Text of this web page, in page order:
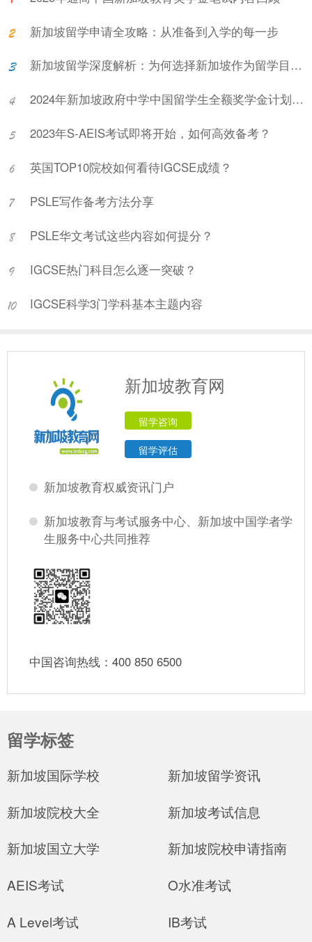
新加坡留学申请全攻略：从准备到入学的每一步
新加坡留学深度解析：为何选择新加坡作为留学目的地?
2024年新加坡政府中学中国留学生全额奖学金计划项目说明会
2023年S-AEIS考试即将开始，如何高效备考？
英国TOP10院校如何看待IGCSE成绩？
PSLE写作备考方法分享
PSLE华文考试这些内容如何提分？
IGCSE热门科目怎么逐一突破？
IGCSE科学3门学科基本主题内容
新加坡教育网
留学咨询
留学评估
新加坡教育权威资讯门户
新加坡教育与考试服务中心、新加坡中国学者学
生服务中心共同推荐
中国咨询热线：400 850 6500
留学标签
新加坡国际学校
新加坡留学资讯
新加坡院校大全
新加坡考试信息
新加坡国立大学
新加坡院校申请指南
AEIS考试
O水准考试
A Level考试
IB考试